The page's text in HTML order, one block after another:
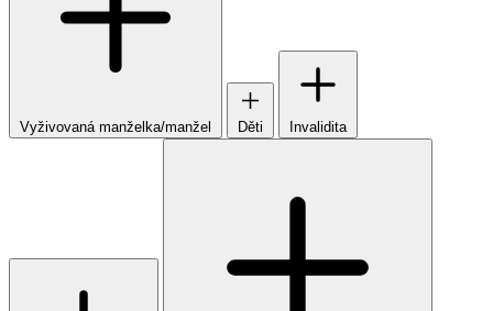
Vyživovaná manželka/manžel Děti Invalidita